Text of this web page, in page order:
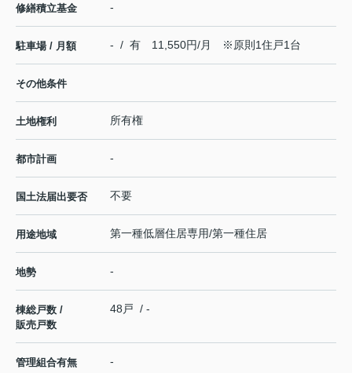
修繕積立基金 -
駐車場 / 月額 - / 有 11,550円/月 ※原則1住戸1台
その他条件
土地権利 所有権
都市計画 -
国土法届出要否 不要
用途地域 第一種低層住居専用/第一種住居
地勢 -
棟総戸数 /
販売戸数
48戸 / -
管理組合有無 -